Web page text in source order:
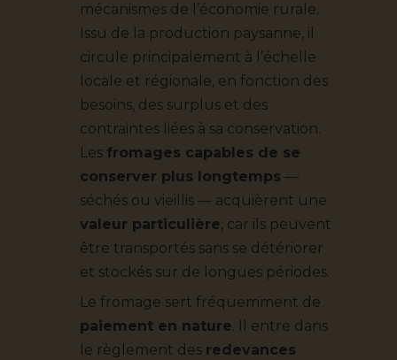
mécanismes de l’économie rurale.
Issu de la production paysanne, il
circule principalement à l’échelle
locale et régionale, en fonction des
besoins, des surplus et des
contraintes liées à sa conservation.
Les fromages capables de se
conserver plus longtemps —
séchés ou vieillis — acquièrent une
valeur particulière, car ils peuvent
être transportés sans se détériorer
et stockés sur de longues périodes.
Le fromage sert fréquemment de
paiement en nature. Il entre dans
le règlement des redevances